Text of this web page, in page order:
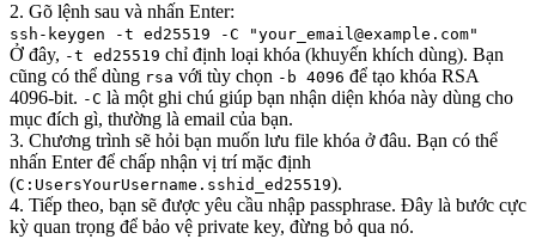
2. Gõ lệnh sau và nhấn Enter:
ssh-keygen -t ed25519 -C "your_email@example.com"
Ở đây, -t ed25519 chỉ định loại khóa (khuyến khích dùng). Bạn
cũng có thể dùng rsa với tùy chọn -b 4096 để tạo khóa RSA
4096-bit. -C là một ghi chú giúp bạn nhận diện khóa này dùng cho
mục đích gì, thường là email của bạn.
3. Chương trình sẽ hỏi bạn muốn lưu file khóa ở đâu. Bạn có thể
nhấn Enter để chấp nhận vị trí mặc định
(C:UsersYourUsername.sshid_ed25519).
4. Tiếp theo, bạn sẽ được yêu cầu nhập passphrase. Đây là bước cực
kỳ quan trọng để bảo vệ private key, đừng bỏ qua nó.